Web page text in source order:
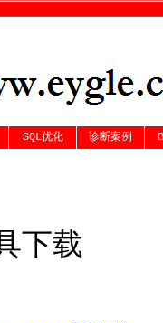
SQL优化 诊断案例
下载